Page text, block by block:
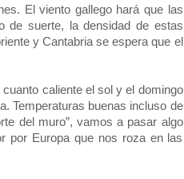
El viento gallego hará que las
de suerte, la densidad de estas
y Cantabria se espera que el
caliente el sol y el domingo
Temperaturas buenas incluso de
del muro”, vamos a pasar algo
por Europa que nos roza en las